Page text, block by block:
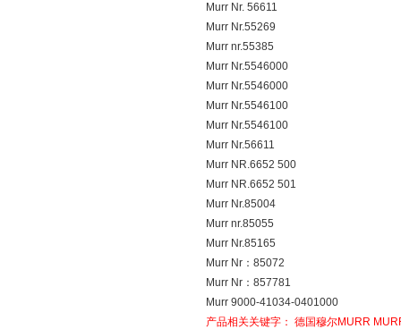
Murr Nr. 56611
Murr Nr.55269
Murr nr.55385
Murr Nr.5546000
Murr Nr.5546000
Murr Nr.5546100
Murr Nr.5546100
Murr Nr.56611
Murr NR.6652 500
Murr NR.6652 501
Murr Nr.85004
Murr nr.85055
Murr Nr.85165
Murr Nr：85072
Murr Nr：857781
Murr 9000-41034-0401000
产品相关关键字： 德国穆尔MURR